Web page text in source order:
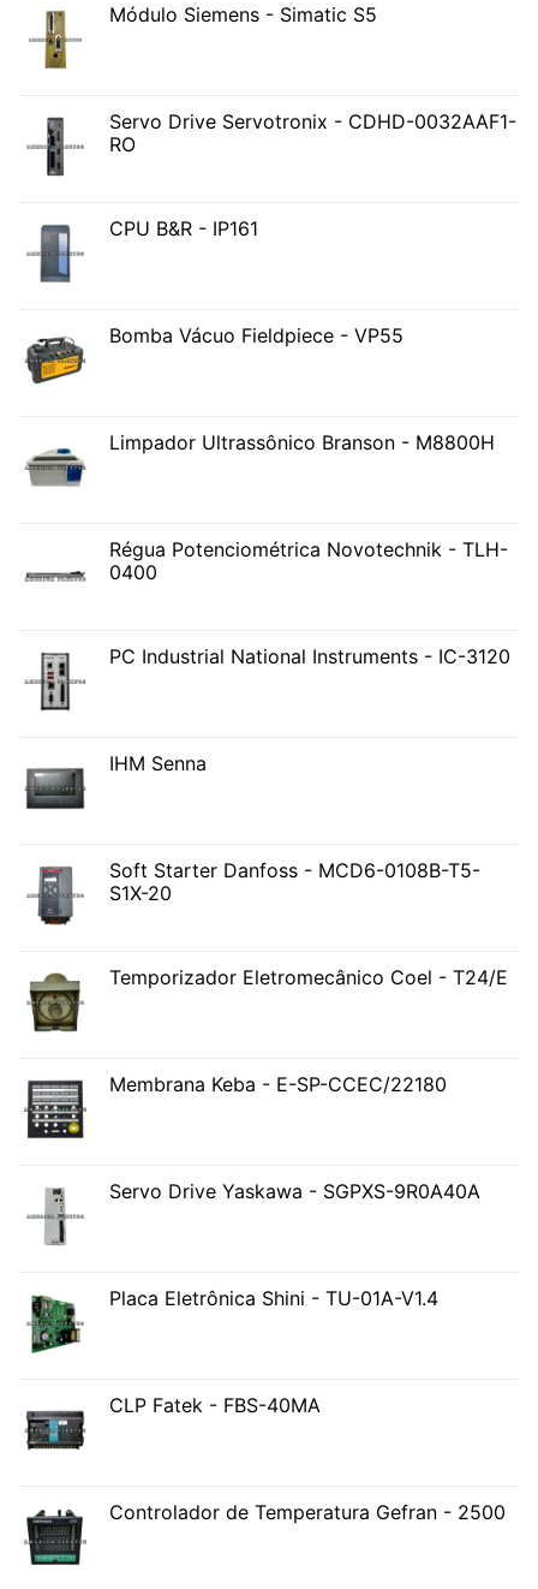
Módulo Siemens - Simatic S5
Servo Drive Servotronix - CDHD-0032AAF1-
RO
CPU B&R - IP161
Bomba Vácuo Fieldpiece - VP55
Limpador Ultrassônico Branson - M8800H
Régua Potenciométrica Novotechnik - TLH-
0400
PC Industrial National Instruments - IC-3120
IHM Senna
Soft Starter Danfoss - MCD6-0108B-T5-
S1X-20
Temporizador Eletromecânico Coel - T24/E
Membrana Keba - E-SP-CCEC/22180
Servo Drive Yaskawa - SGPXS-9R0A40A
Placa Eletrônica Shini - TU-01A-V1.4
CLP Fatek - FBS-40MA
Controlador de Temperatura Gefran - 2500